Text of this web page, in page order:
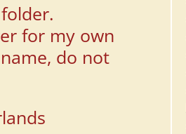
for my own
do not